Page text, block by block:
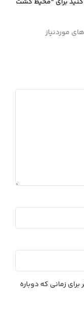
موردنیاز
زمانی که دوباره